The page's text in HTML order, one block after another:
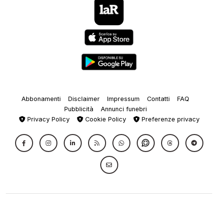
Abbonamenti Disclaimer Impressum Contatti
FAQ
Pubblicità
Annunci funebri
Privacy Policy
Cookie Policy Preferenze privacy